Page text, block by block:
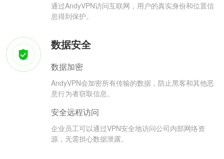
通过AndyVPN访问互联网，用户的真实身份和位置信
息得到保护。
数据安全
数据加密
AndyVPN会加密所有传输的数据，防止黑客和其他恶
意行为者窃取信息。
安全远程访问
企业员工可以通过VPN安全地访问公司内部网络资
源，无需担心数据泄露。